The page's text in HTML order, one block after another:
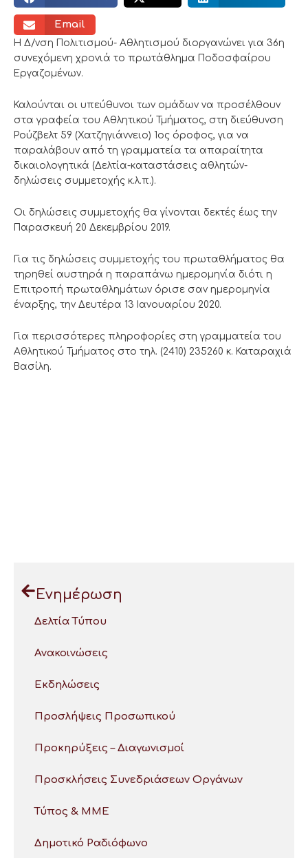
Email
Η Δ/νση Πολιτισμού- Αθλητισμού διοργανώνει για 36η
συνεχόμενη χρονιά το πρωτάθλημα Ποδοσφαίρου
Εργαζομένων.
Καλούνται οι υπεύθυνοι των ομάδων να προσέλθουν
στα γραφεία του Αθλητικού Τμήματος, στη διεύθυνση
Ρούζβελτ 59 (Χατζηγιάννειο) 1ος όροφος, για να
παραλάβουν από τη γραμματεία τα απαραίτητα
δικαιολογητικά (Δελτία-καταστάσεις αθλητών-
δηλώσεις συμμετοχής κ.λ.π.).
Οι δηλώσεις συμμετοχής θα γίνονται δεκτές έως την
Παρασκευή 20 Δεκεμβρίου 2019.
Για τις δηλώσεις συμμετοχής του πρωταθλήματος θα
τηρηθεί αυστηρά η παραπάνω ημερομηνία διότι η
Επιτροπή πρωταθλημάτων όρισε σαν ημερομηνία
έναρξης, την Δευτέρα 13 Ιανουαρίου 2020.
Για περισσότερες πληροφορίες στη γραμματεία του
Αθλητικού Τμήματος στο τηλ. (2410) 235260 κ. Καταραχιά
Βασίλη.
Ενημέρωση
Δελτία Τύπου
Ανακοινώσεις
Εκδηλώσεις
Προσλήψεις Προσωπικού
Προκηρύξεις – Διαγωνισμοί
Προσκλήσεις Συνεδριάσεων Οργάνων
Τύπος & ΜΜΕ
Δημοτικό Ραδιόφωνο